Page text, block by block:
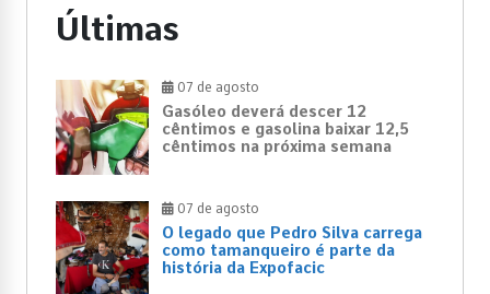
Últimas
07 de agosto
Gasóleo deverá descer 12
cêntimos e gasolina baixar 12,5
cêntimos na próxima semana
07 de agosto
O legado que Pedro Silva carrega
como tamanqueiro é parte da
história da Expofacic